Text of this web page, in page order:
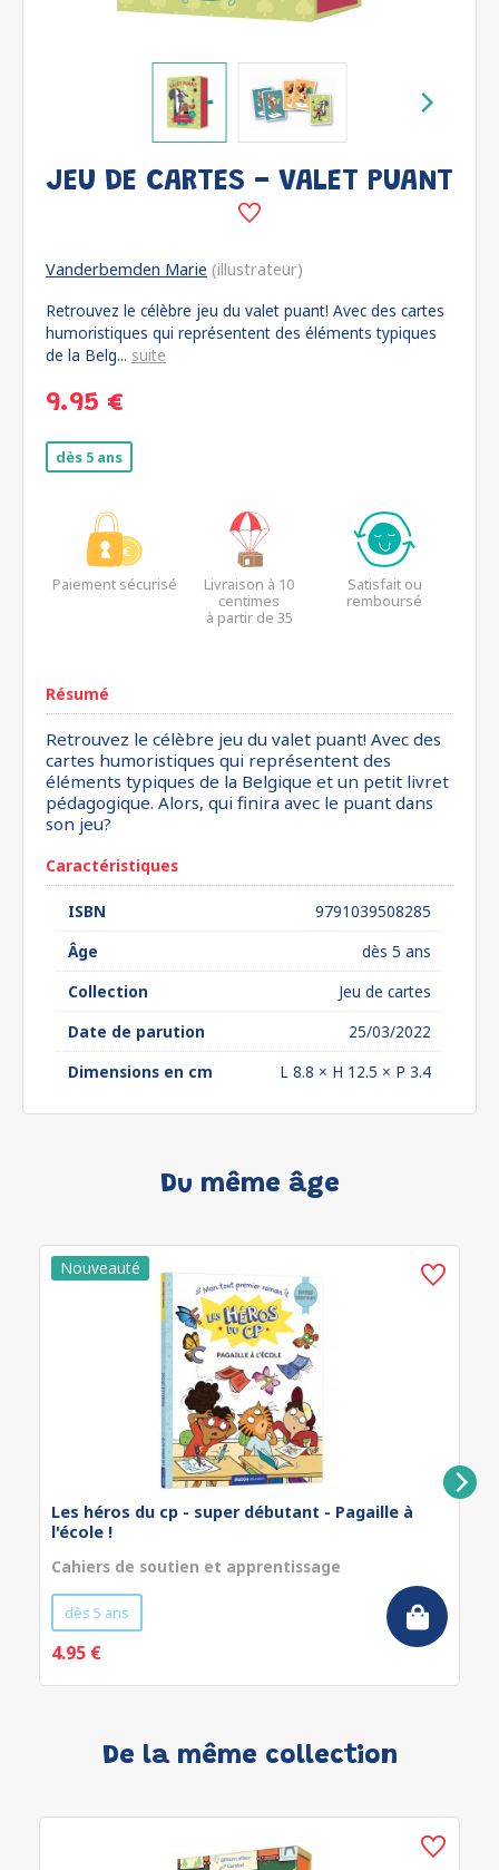
JEU DE CARTES - VALET PUANT
Vanderbemden Marie (illustrateur)
Retrouvez le célèbre jeu du valet puant! Avec des cartes
humoristiques qui représentent des éléments typiques
de la Belg... suite
9.95 €
dès 5 ans
Paiement sécurisé
Livraison à 10
centimes
à partir de 35
Satisfait ou
remboursé
Résumé
Retrouvez le célèbre jeu du valet puant! Avec des
cartes humoristiques qui représentent des
éléments typiques de la Belgique et un petit livret
pédagogique. Alors, qui finira avec le puant dans
son jeu?
Caractéristiques
ISBN
9791039508285
Âge
dès 5 ans
Collection
Jeu de cartes
Date de parution
25/03/2022
Dimensions en cm
L 8.8 × H 12.5 × P 3.4
Du même âge
Les héros du cp - super débutant - Pagaille à
l'école !
Cahiers de soutien et apprentissage
dès 5 ans
4.95 €
De la même collection